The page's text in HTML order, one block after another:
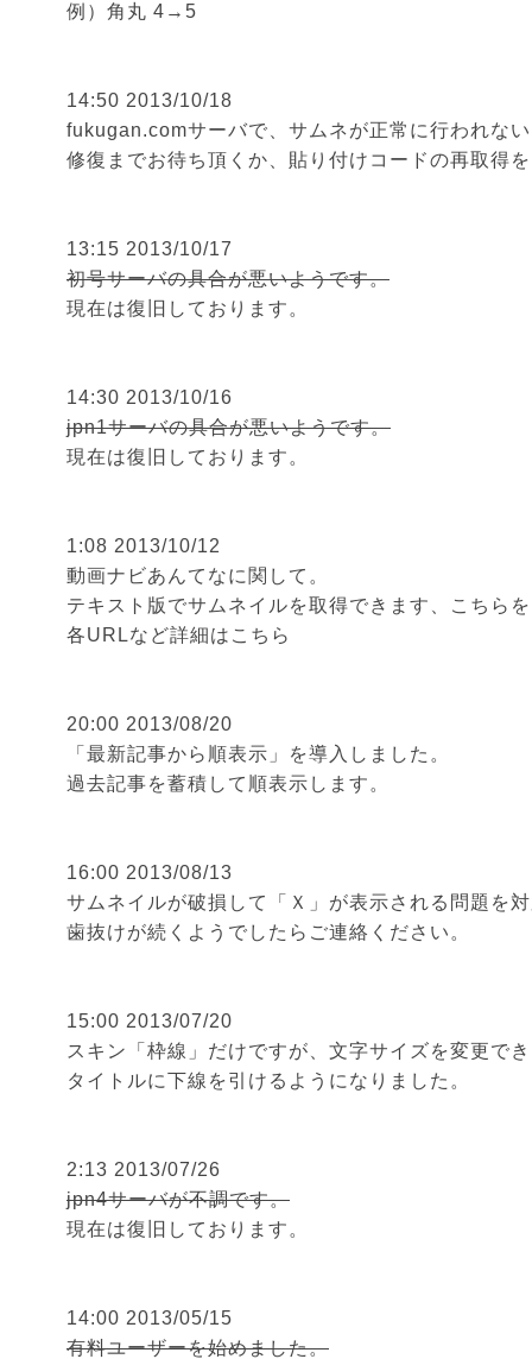
例）角丸 4→5
14:50 2013/10/18
fukugan.comサーバで、サムネが正常に行われな
修復までお待ち頂くか、貼り付けコードの再取得
13:15 2013/10/17
初号サーバの具合が悪いようです。
現在は復旧しております。
14:30 2013/10/16
jpn1サーバの具合が悪いようです。
現在は復旧しております。
1:08 2013/10/12
動画ナビあんてなに関して。
テキスト版でサムネイルを取得できます、こちら
各URLなど詳細はこちら
20:00 2013/08/20
「最新記事から順表示」を導入しました。
過去記事を蓄積して順表示します。
16:00 2013/08/13
サムネイルが破損して
「Ｘ」が表示される問題を
歯抜けが続くようでしたらご連絡ください。
15:00 2013/07/20
スキン「枠線」だけですが、 文字サイズを変更で
タイトルに下線を引けるようになりました。
2:13 2013/07/26
jpn4サーバが不調です。
現在は復旧しております。
14:00 2013/05/15
有料ユーザーを始めました。